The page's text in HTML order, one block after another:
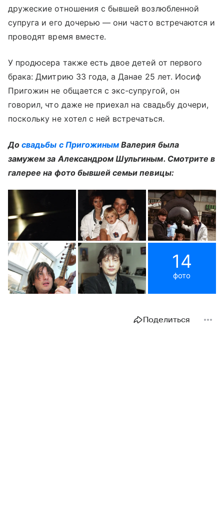
дружеские отношения с бывшей возлюбленной
супруга и его дочерью — они часто встречаются и
проводят время вместе.
У продюсера также есть двое детей от первого
брака: Дмитрию 33 года, а Данае 25 лет. Иосиф
Пригожин не общается с экс-супругой, он
говорил, что даже не приехал на свадьбу дочери,
поскольку не хотел с ней встречаться.
Досвадьбы с Пригожиным Валерия была
замужем за Александром Шульгиным. Смотрите в
галерее на фото бывшей семьи певицы:
14
фото
Поделиться